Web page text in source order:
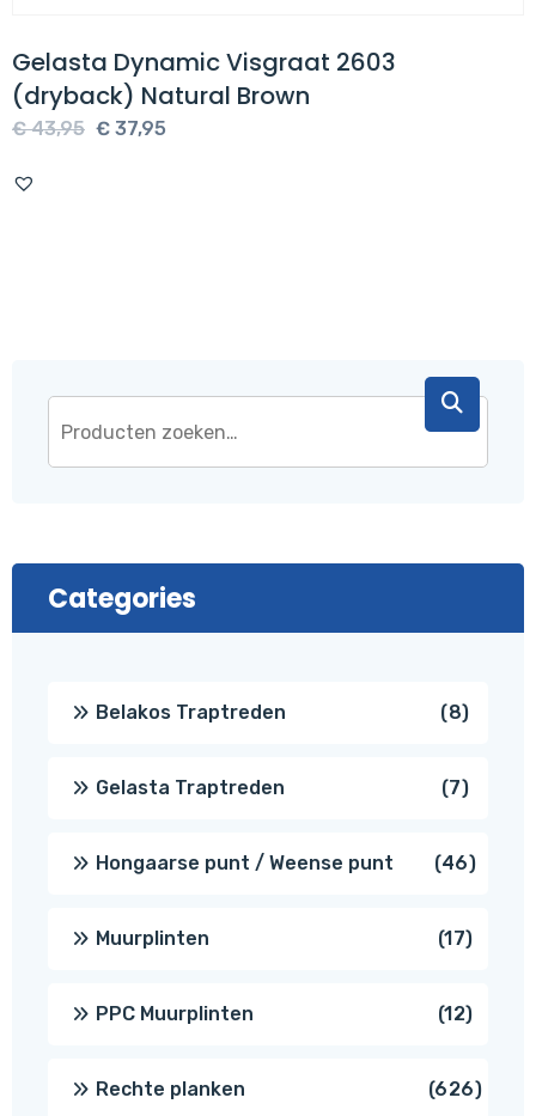
Gelasta Dynamic Visgraat 2603
(dryback) Natural Brown
€43,95 Oorspronkelijke
€ 37,95
Categories
Belakos Traptreden 88
Gelasta Traptreden 77
Hongaarse punt / Weense punt 4646
Muurplinten 1717
PPC Muurplinten 1212
Rechte planken 626626